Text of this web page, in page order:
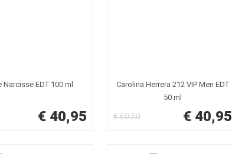
Narcisse EDT 100 ml
€ 40,95
Carolina Herrera 212 VIP Men EDT
50 ml
€ 60,50 € 40,95